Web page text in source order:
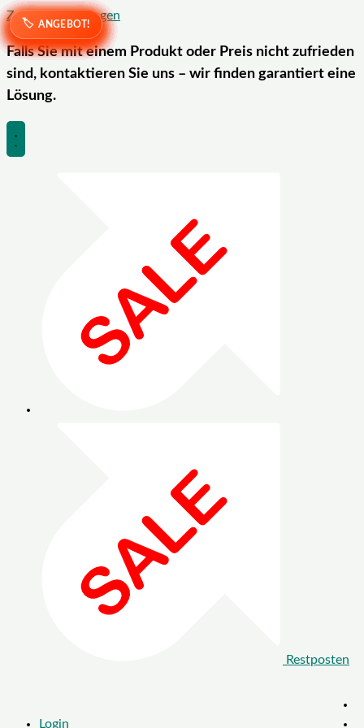
Zum Inhalt springen
Falls Sie mit einem Produkt oder Preis nicht zufrieden
sind, kontaktieren Sie uns – wir finden garantiert eine
Lösung.
Restposten
Login
ANGEBOT!
ANGEBOT!
ANGEBOT!
ANGEBOT!
ANGEBOT!
ANGEBOT!
ANGEBOT!
ANGEBOT!
ANGEBOT!
ANGEBOT!
ANGEBOT!
ANGEBOT!
ANGEBOT!
ANGEBOT!